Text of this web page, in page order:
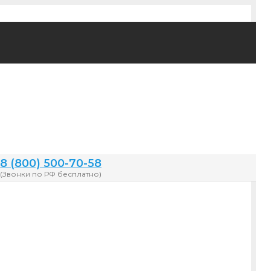
8 (800) 500-70-58
(Звонки по РФ бесплатно)